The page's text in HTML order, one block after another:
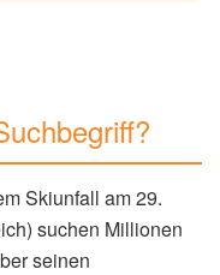
Skiunfall am 29.
suchen Millionen
seinen